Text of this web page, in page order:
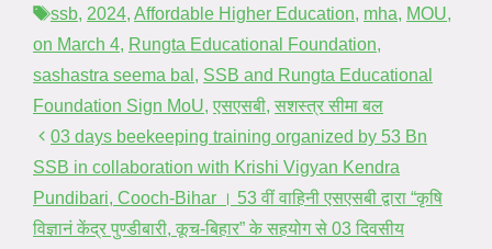
Tags
ssb, 2024, Affordable Higher Education, mha, MOU,
on March 4, Rungta Educational Foundation,
sashastra seema bal , SSB and Rungta Educational
Foundation Sign MoU, एसएसबी, सशस्त्र सीमा बल
03 days beekeeping training organized by 53 Bn
SSB in collaboration with Krishi Vigyan Kendra
Pundibari, Cooch-Bihar । 53 वीं वाहिनी एसएसबी द्वारा “कृषि
विज्ञानं केंद्र पुण्डीबारी, कूच-बिहार” के सहयोग से 03 दिवसीय